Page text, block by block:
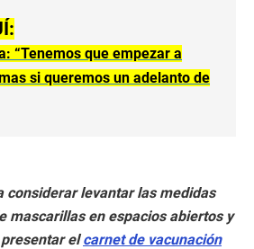
“Tenemos que empezar a
si queremos un adelanto de
considerar levantar las medidas
mascarillas en espacios abiertos y
elcarnet de vacunación